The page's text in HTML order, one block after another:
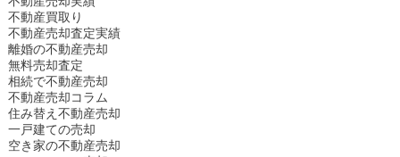
不動産買取り
不動産売却査定実績
離婚の不動産売却
無料売却査定
相続で不動産売却
不動産売却コラム
住み替え不動産売却
一戸建ての売却
空き家の不動産売却